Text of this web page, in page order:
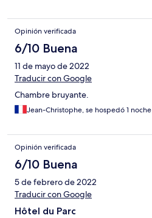
Opinión verificada
6/10 Buena
11 de mayo de 2022
Traducir con Google
Chambre bruyante.
Jean-Christophe, se hospedó 1 noche
Opinión verificada
6/10 Buena
5 de febrero de 2022
Traducir con Google
Hôtel du Parc